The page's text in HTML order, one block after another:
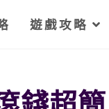
遊戲攻略